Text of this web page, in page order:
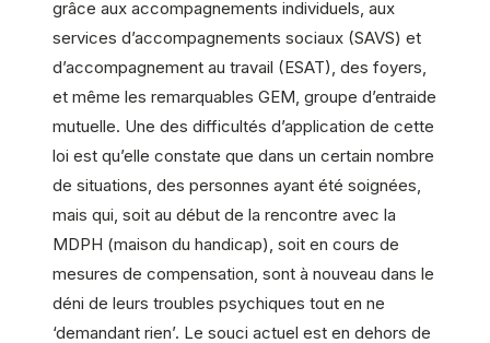
grâce aux accompagnements individuels, aux
services d’accompagnements sociaux (SAVS) et
d’accompagnement au travail (ESAT), des foyers,
et même les remarquables GEM, groupe d’entraide
mutuelle. Une des difficultés d’application de cette
loi est qu’elle constate que dans un certain nombre
de situations, des personnes ayant été soignées,
mais qui, soit au début de la rencontre avec la
MDPH (maison du handicap), soit en cours de
mesures de compensation, sont à nouveau dans le
déni de leurs troubles psychiques tout en ne
‘demandant rien’. Le souci actuel est en dehors de